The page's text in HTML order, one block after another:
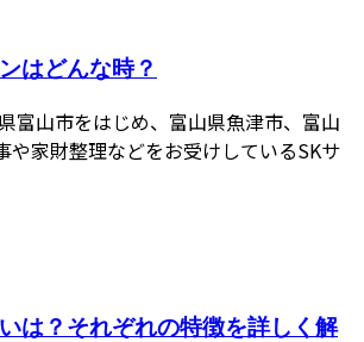
はどんな時？
富山市をはじめ、富山県魚津市、富山
や家財整理などをお受けしているSKサ
は？それぞれの特徴を詳しく解